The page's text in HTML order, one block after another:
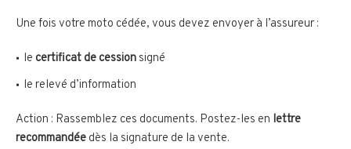
Une fois votre moto cédée, vous devez envoyer à l’assureur :
le certificat de cession signé
le relevé d’information
Action : Rassemblez ces documents. Postez-les en lettre
recommandée dès la signature de la vente.